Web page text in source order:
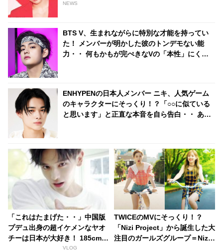
ァンは大興奮
NEWS
BTS V、生まれながらに特別な才能を持ってい
た！ メンバーが明かした彼のトンデモない能
力・・ 何もかもが完ぺきなVの「本性」にくぎ
ENHYPENの日本人メンバー ニキ、人気ゲーム
のキャラクターにそっくり！？「○○に似ている
と思います」と正直な本音を自ら告白・・ あま
「これはたまげた・・」中国版
プデュ出身の超イケメンなヤオ
チーは日本が大好き！ 185cmの
高身長と端正なルックスで大注
VLOG
TWICEのMVにそっくり！？
「Nizi Project」から誕生した大
注目のガールズグループ＝NiziU